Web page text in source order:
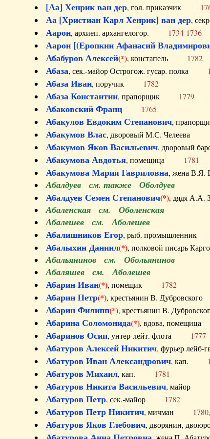
[Аа] Хенрик ван дер, гол. приказчик
Аа [Христиан Карл Хенрик] ван дер,
Аарон, архиеп. архангелогор. 1734-1736
Аарон [(Еропкин Афанасий
Абабуров Алексей(*), констапель 1782
Абаза, сек.-майор Острогож. гусар. полка
Абаза Иван, поручик 1782
Абаза Константин, прапорщик 1779
Абаковский Франц 1765
Абакулов Евдоким Степанович,
Абакумов Влас, дворовый М.С. Челеева
Абакумов Яков Васильевич, дворовый
Абакумова Авдотья, помещица 1781
Абакумова Мария Гавриловна, жена
Абалдуев см. также Оболдуев
Абалдуев Семен Степанович(*), дядя
Абаленская см. Оболенская
Абалешев см. Аболешев
Абалишников Егор, рыб.
Абалыхин Даниил(*), полковой писарь
Абальянинов см. Обольянинов
Абаляшев см. Аболешев
Абарин Иван(*), помещик 1782
Абарин Петр(*), крестьянин В.
Абарин Филипп(*), крестьянин В.
Абарина Соломонида(*), вдова,
Абаринов Осип, унтер-лейт. флота 1777
Абатуров Алексей Никитич, фурьер
Абатуров Иван Александрович, кап.
Абатуров Михаил, кап. 1781
Абатуров Никита Васильевич, майор
Абатуров Петр, сек.-майор 1782
Абатуров Петр Никитич, мичман
Абатуров Яков Глебович, дворянин,